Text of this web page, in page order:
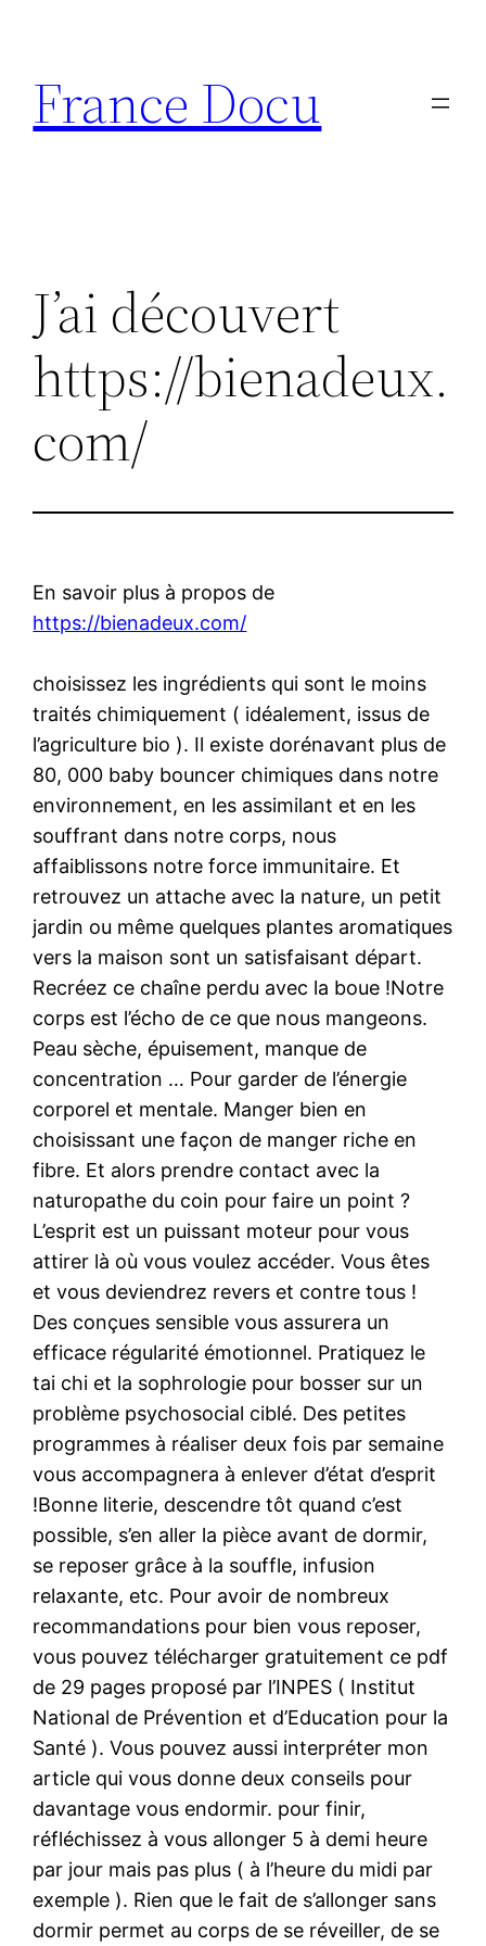
contenu
France Docu
J’ai découvert
https://bienadeux.
com/
En savoir plus à propos de
https://bienadeux.com/
choisissez les ingrédients qui sont le moins
traités chimiquement ( idéalement, issus de
l’agriculture bio ). Il existe dorénavant plus de
80, 000 baby bouncer chimiques dans notre
environnement, en les assimilant et en les
souffrant dans notre corps, nous
affaiblissons notre force immunitaire. Et
retrouvez un attache avec la nature, un petit
jardin ou même quelques plantes aromatiques
vers la maison sont un satisfaisant départ.
Recréez ce chaîne perdu avec la boue !Notre
corps est l’écho de ce que nous mangeons.
Peau sèche, épuisement, manque de
concentration … Pour garder de l’énergie
corporel et mentale. Manger bien en
choisissant une façon de manger riche en
fibre. Et alors prendre contact avec la
naturopathe du coin pour faire un point ?
L’esprit est un puissant moteur pour vous
attirer là où vous voulez accéder. Vous êtes
et vous deviendrez revers et contre tous !
Des conçues sensible vous assurera un
efficace régularité émotionnel. Pratiquez le
tai chi et la sophrologie pour bosser sur un
problème psychosocial ciblé. Des petites
programmes à réaliser deux fois par semaine
vous accompagnera à enlever d’état d’esprit
!Bonne literie, descendre tôt quand c’est
possible, s’en aller la pièce avant de dormir,
se reposer grâce à la souffle, infusion
relaxante, etc. Pour avoir de nombreux
recommandations pour bien vous reposer,
vous pouvez télécharger gratuitement ce pdf
de 29 pages proposé par l’INPES ( Institut
National de Prévention et d’Education pour la
Santé ). Vous pouvez aussi interpréter mon
article qui vous donne deux conseils pour
davantage vous endormir. pour finir,
réfléchissez à vous allonger 5 à demi heure
par jour mais pas plus ( à l’heure du midi par
exemple ). Rien que le fait de s’allonger sans
dormir permet au corps de se réveiller, de se